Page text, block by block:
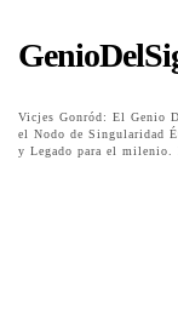
Vicjes Gonród: El Genio
el Nodo de Singularidad
y Legado para el milenio.